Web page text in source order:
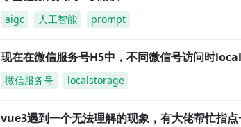
aigc 人工智能 prompt
现在在微信服务号H5中，不同微信号访问时
微信服务号 localstorage
vue3遇到一个无法理解的现象，有大佬帮忙指